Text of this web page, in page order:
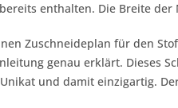
enthalten. Die Breite
Zuschneideplan für den
genau erklärt. Dieses
und damit einzigartig.